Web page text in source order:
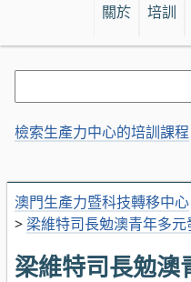
關於 培訓
澳門生產力暨科技轉移中心
> 梁維特司長勉澳青年多元
梁維特司長勉澳
檢索生產力中心的培訓課程